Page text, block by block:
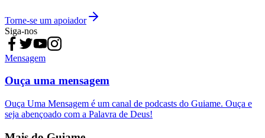
Torne-se um apoiador
Siga-nos
Mensagem
Ouça uma mensagem
Ouça Uma Mensagem é um canal de podcasts do Guiame. Ouça e
seja abençoado com a Palavra de Deus!